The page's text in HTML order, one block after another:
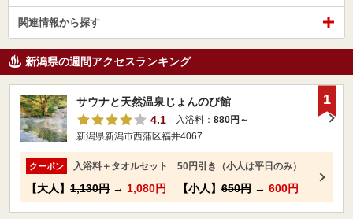
関連情報から探す
新潟県の週間アクセスランキング
サウナと天然温泉じょんのび館
4.1
入浴料： 880円～
新潟県新潟市西蒲区福井4067
クーポン 入浴料＋タオルセット 50円引き（小人は平日のみ）
【大人】 1,130円 → 1,080円 【小人】 650円 → 600円
1